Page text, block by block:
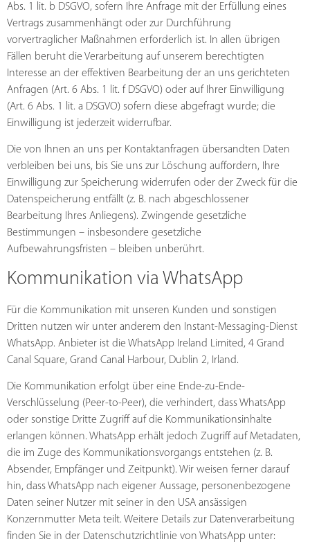
Abs. 1 lit. b DSGVO, sofern Ihre Anfrage mit der Erfüllung eines
Vertrags zusammenhängt oder zur Durchführung
vorvertraglicher Maßnahmen erforderlich ist. In allen übrigen
Fällen beruht die Verarbeitung auf unserem berechtigten
Interesse an der effektiven Bearbeitung der an uns gerichteten
Anfragen (Art. 6 Abs. 1 lit. f DSGVO) oder auf Ihrer Einwilligung
(Art. 6 Abs. 1 lit. a DSGVO) sofern diese abgefragt wurde; die
Einwilligung ist jederzeit widerrufbar.
Die von Ihnen an uns per Kontaktanfragen übersandten Daten
verbleiben bei uns, bis Sie uns zur Löschung auffordern, Ihre
Einwilligung zur Speicherung widerrufen oder der Zweck für die
Datenspeicherung entfällt (z. B. nach abgeschlossener
Bearbeitung Ihres Anliegens). Zwingende gesetzliche
Bestimmungen – insbesondere gesetzliche
Aufbewahrungsfristen – bleiben unberührt.
Kommunikation via WhatsApp
Für die Kommunikation mit unseren Kunden und sonstigen
Dritten nutzen wir unter anderem den Instant-Messaging-Dienst
WhatsApp. Anbieter ist die WhatsApp Ireland Limited, 4 Grand
Canal Square, Grand Canal Harbour, Dublin 2, Irland.
Die Kommunikation erfolgt über eine Ende-zu-Ende-
Verschlüsselung (Peer-to-Peer), die verhindert, dass WhatsApp
oder sonstige Dritte Zugriff auf die Kommunikationsinhalte
erlangen können. WhatsApp erhält jedoch Zugriff auf Metadaten,
die im Zuge des Kommunikationsvorgangs entstehen (z. B.
Absender, Empfänger und Zeitpunkt). Wir weisen ferner darauf
hin, dass WhatsApp nach eigener Aussage, personenbezogene
Daten seiner Nutzer mit seiner in den USA ansässigen
Konzernmutter Meta teilt. Weitere Details zur Datenverarbeitung
finden Sie in der Datenschutzrichtlinie von WhatsApp unter: